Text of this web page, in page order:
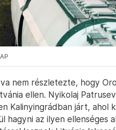
nem részletezte, hogy
ellen. Nyikolaj
Kalinyingrádban járt, ahol
hagyni az ilyen ellenséges